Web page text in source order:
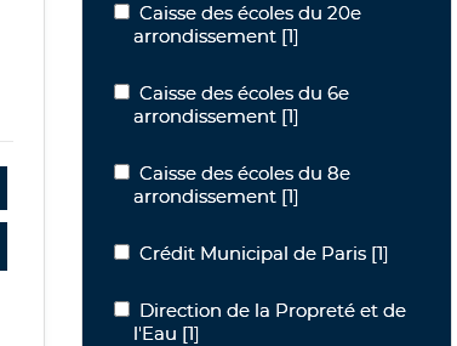
Caisse des écoles du 20e
Caisse des écoles du 20e
arrondissement [1]
Caisse des écoles du 6e
Caisse des écoles du 6e
arrondissement [1]
Caisse des écoles du 8e
Caisse des écoles du 8e
arrondissement [1]
Crédit Municipal de Paris
Crédit Municipal de Paris [1]
Direction de la Propreté et de l'Eau
Direction de la Propreté et de
l'Eau [1]